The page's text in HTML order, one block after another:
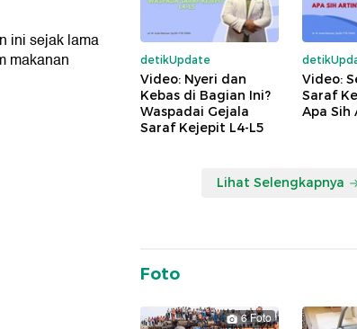
ini sejak lama
makanan
detikUpdate
Video: Nyeri dan
Kebas di Bagian Ini?
Waspadai Gejala
Saraf Kejepit L4-L5
Video:
Saraf
Apa Sih
Lihat Selengkapnya
Foto
6 Foto